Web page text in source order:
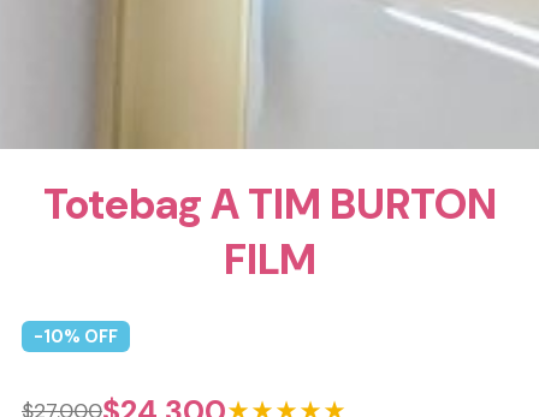
Totebag A TIM BURTON
FILM
-10% OFF
$27.000